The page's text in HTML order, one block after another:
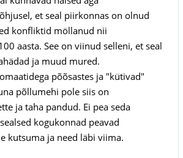
et seal piirkonnas on olnud
konfliktid möllanud nii
aasta. See on viinud selleni, et seal
ja muud mured.
põõsastes ja "kütivad"
põllumehi pole siis on
ja taha pandud. Ei pea seda
kogukonnad peavad
kutsuma ja need läbi viima.